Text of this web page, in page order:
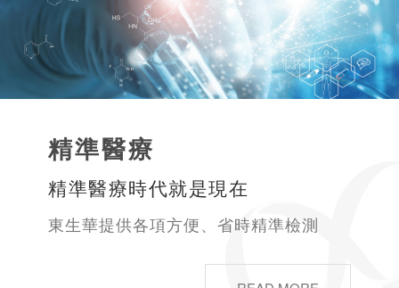
精準醫療
精準醫療時代就是現在
東生華提供各項方便、省時精準檢測